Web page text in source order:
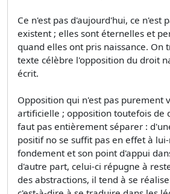
Ce n'est pas d'aujourd'hui, ce n'est
existent ; elles sont éternelles et
quand elles ont pris naissance. On
texte célèbre l'opposition du droit
écrit.
Opposition qui n'est pas purement
artificielle ; opposition toutefois de
faut pas entièrement séparer :
positif no se suffit pas en effet à
fondement et son point d'appui
d'autre part, celui-ci répugne à
des abstractions, il tend à se